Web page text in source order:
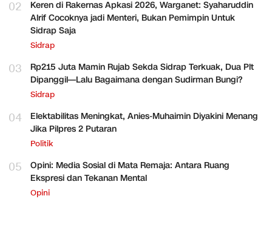
02
Keren di Rakernas Apkasi 2026, Warganet: Syaharuddin
Alrif Cocoknya jadi Menteri, Bukan Pemimpin Untuk
Sidrap Saja
Sidrap
03
Rp215 Juta Mamin Rujab Sekda Sidrap Terkuak, Dua Plt
Dipanggil—Lalu Bagaimana dengan Sudirman Bungi?
Sidrap
04
Elektabilitas Meningkat, Anies-Muhaimin Diyakini Menang
Jika Pilpres 2 Putaran
Politik
05
Opini: Media Sosial di Mata Remaja: Antara Ruang
Ekspresi dan Tekanan Mental
Opini